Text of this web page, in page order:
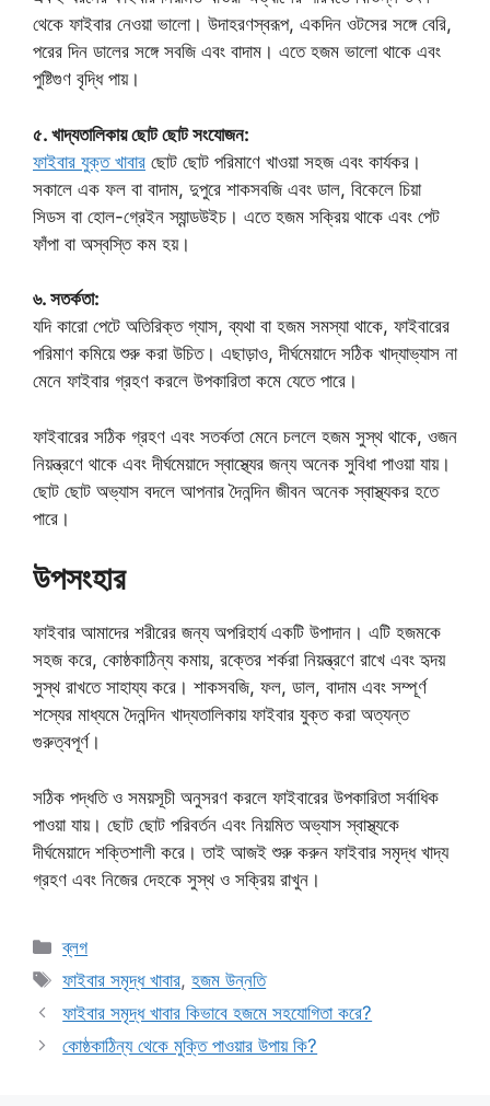
থেকে ফাইবার নেওয়া ভালো। উদাহরণস্বরূপ, একদিন ওটসের সঙ্গে বেরি,
পরের দিন ডালের সঙ্গে সবজি এবং বাদাম। এতে হজম ভালো থাকে এবং
পুষ্টিগুণ বৃদ্ধি পায়।
৫. খাদ্যতালিকায় ছোট ছোট সংযোজন:
ফাইবার যুক্ত খাবার ছোট ছোট পরিমাণে খাওয়া সহজ এবং কার্যকর।
সকালে এক ফল বা বাদাম, দুপুরে শাকসবজি এবং ডাল, বিকেলে চিয়া
সিডস বা হোল-গ্রেইন স্যান্ডউইচ। এতে হজম সক্রিয় থাকে এবং পেট
ফাঁপা বা অস্বস্তি কম হয়।
৬. সতর্কতা:
যদি কারো পেটে অতিরিক্ত গ্যাস, ব্যথা বা হজম সমস্যা থাকে, ফাইবারের
পরিমাণ কমিয়ে শুরু করা উচিত। এছাড়াও, দীর্ঘমেয়াদে সঠিক খাদ্যাভ্যাস না
মেনে ফাইবার গ্রহণ করলে উপকারিতা কমে যেতে পারে।
ফাইবারের সঠিক গ্রহণ এবং সতর্কতা মেনে চললে হজম সুস্থ থাকে, ওজন
নিয়ন্ত্রণে থাকে এবং দীর্ঘমেয়াদে স্বাস্থ্যের জন্য অনেক সুবিধা পাওয়া যায়।
ছোট ছোট অভ্যাস বদলে আপনার দৈনন্দিন জীবন অনেক স্বাস্থ্যকর হতে
পারে।
উপসংহার
ফাইবার আমাদের শরীরের জন্য অপরিহার্য একটি উপাদান। এটি হজমকে
সহজ করে, কোষ্ঠকাঠিন্য কমায়, রক্তের শর্করা নিয়ন্ত্রণে রাখে এবং হৃদয়
সুস্থ রাখতে সাহায্য করে। শাকসবজি, ফল, ডাল, বাদাম এবং সম্পূর্ণ
শস্যের মাধ্যমে দৈনন্দিন খাদ্যতালিকায় ফাইবার যুক্ত করা অত্যন্ত
গুরুত্বপূর্ণ।
সঠিক পদ্ধতি ও সময়সূচী অনুসরণ করলে ফাইবারের উপকারিতা সর্বাধিক
পাওয়া যায়। ছোট ছোট পরিবর্তন এবং নিয়মিত অভ্যাস স্বাস্থ্যকে
দীর্ঘমেয়াদে শক্তিশালী করে। তাই আজই শুরু করুন ফাইবার সমৃদ্ধ খাদ্য
গ্রহণ এবং নিজের দেহকে সুস্থ ও সক্রিয় রাখুন।
Categories
ব্লগ
Tags
ফাইবার সমৃদ্ধ খাবার,হজম উন্নতি
ফাইবার সমৃদ্ধ খাবার কিভাবে হজমে সহযোগিতা করে?
কোষ্ঠকাঠিন্য থেকে মুক্তি পাওয়ার উপায় কি?